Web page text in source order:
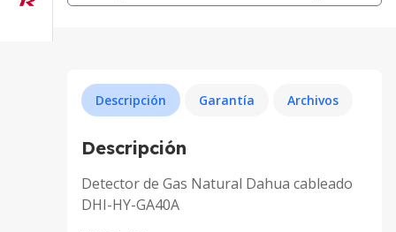
Descripción Garantía Archivos
Descripción
Detector de Gas Natural Dahua cableado
DHI-HY-GA40A